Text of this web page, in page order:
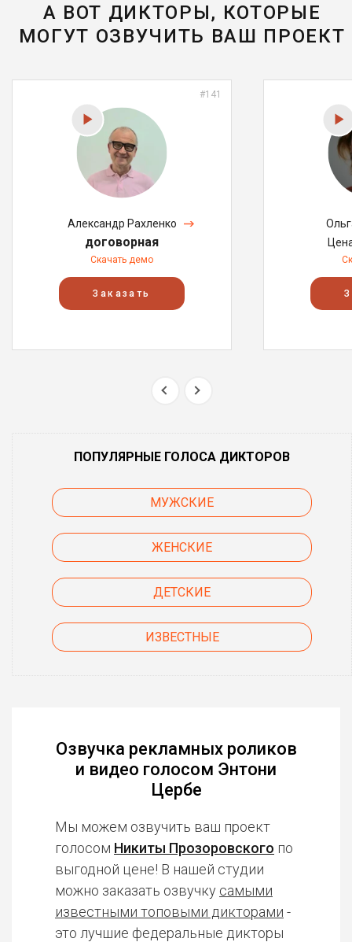
А ВОТ ДИКТОРЫ, КОТОРЫЕ
МОГУТ ОЗВУЧИТЬ ВАШ ПРОЕКТ
#141
Александр Рахленко
договорная
Скачать демо
Заказать
ПОПУЛЯРНЫЕ ГОЛОСА ДИКТОРОВ
МУЖСКИЕ
ЖЕНСКИЕ
ДЕТСКИЕ
ИЗВЕСТНЫЕ
Озвучка рекламных роликов
и видео голосом Энтони
Цербе
Мы можем озвучить ваш проект
голосом Никиты Прозоровского по
выгодной цене! В нашей студии
можно заказать озвучку самыми
известными топовыми дикторами -
это лучшие федеральные дикторы